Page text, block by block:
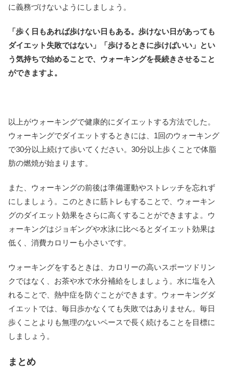
に義務づけないようにしましょう。
「歩く日もあれば歩けない日もある。歩けない日があっても
ダイエット失敗ではない」「歩けるときに歩けばいい」とい
う気持ちで始めることで、ウォーキングを長続きさせること
ができますよ。
以上がウォーキングで健康的にダイエットする方法でした。
ウォーキングでダイエットするときには、1回のウォーキング
で30分以上続けて歩いてください。30分以上歩くことで体脂
肪の燃焼が始まります。
また、ウォーキングの前後は準備運動やストレッチを忘れず
にしましょう。このときに筋トレもすることで、ウォーキン
グのダイエット効果をさらに高くすることができますよ。ウ
ォーキングはジョギングや水泳に比べるとダイエット効果は
低く、消費カロリーも小さいです。
ウォーキングをするときは、カロリーの高いスポーツドリン
クではなく、お茶や水で水分補給をしましょう。水に塩を入
れることで、熱中症を防ぐことができます。ウォーキングダ
イエットでは、毎日歩かなくても失敗ではありません。毎日
歩くことよりも無理のないペースで長く続けることを目標に
しましょう。
まとめ